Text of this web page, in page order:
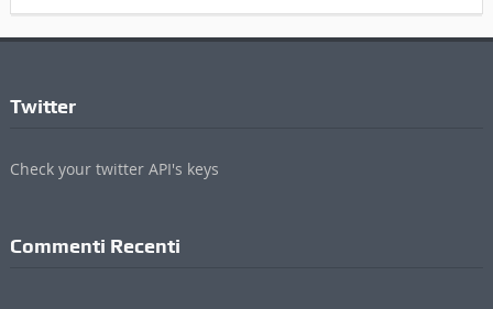
Twitter
Check your twitter API's keys
Commenti Recenti